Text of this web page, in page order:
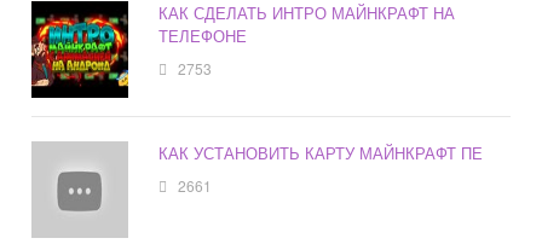
КАК СДЕЛАТЬ ИНТРО МАЙНКРАФТ НА
ТЕЛЕФОНЕ
2753
КАК УСТАНОВИТЬ КАРТУ МАЙНКРАФТ ПЕ
2661